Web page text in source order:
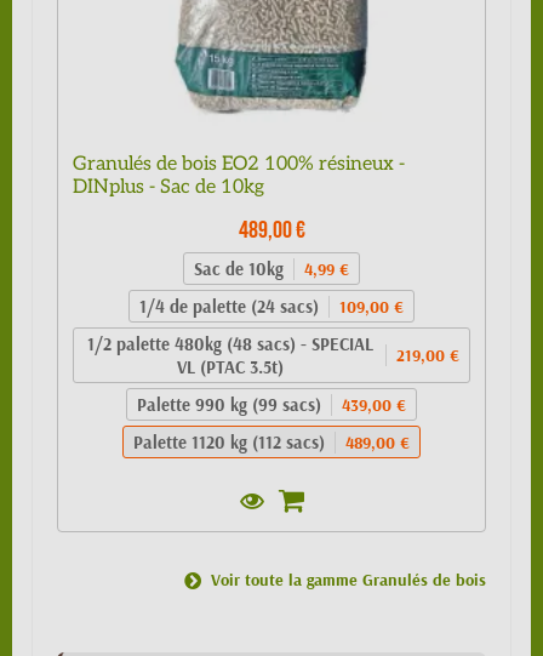
Granulés de bois EO2 100% résineux -
DINplus - Sac de 10kg
489,00 €
Sac de 10kg 4,99 €
1/4 de palette (24 sacs) 109,00 €
1/2 palette 480kg (48 sacs) - SPECIAL
VL (PTAC 3.5t)
219,00 €
Palette 990 kg (99 sacs) 439,00 €
Palette 1120 kg (112 sacs) 489,00 €
Voir toute la gamme Granulés de bois